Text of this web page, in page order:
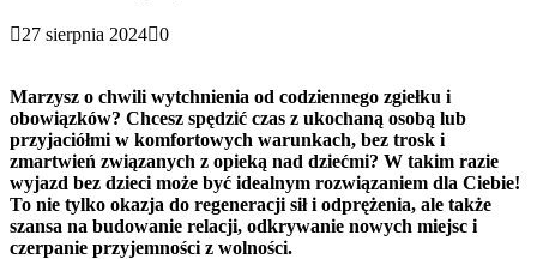
27 sierpnia 2024 0
Marzysz o chwili wytchnienia od codziennego zgiełku i
obowiązków? Chcesz spędzić czas z ukochaną osobą lub
przyjaciółmi w komfortowych warunkach, bez trosk i
zmartwień związanych z opieką nad dziećmi? W takim razie
wyjazd bez dzieci może być idealnym rozwiązaniem dla Ciebie!
To nie tylko okazja do regeneracji sił i odprężenia, ale także
szansa na budowanie relacji, odkrywanie nowych miejsc i
czerpanie przyjemności z wolności.